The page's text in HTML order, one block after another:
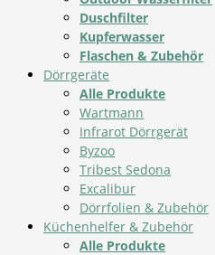
Duschfilter
Kupferwasser
Flaschen & Zubehör
Dörrgeräte
Alle Produkte
Wartmann
Infrarot Dörrgerät
Byzoo
Tribest Sedona
Excalibur
Dörrfolien & Zubehör
Küchenhelfer & Zubehör
Alle Produkte